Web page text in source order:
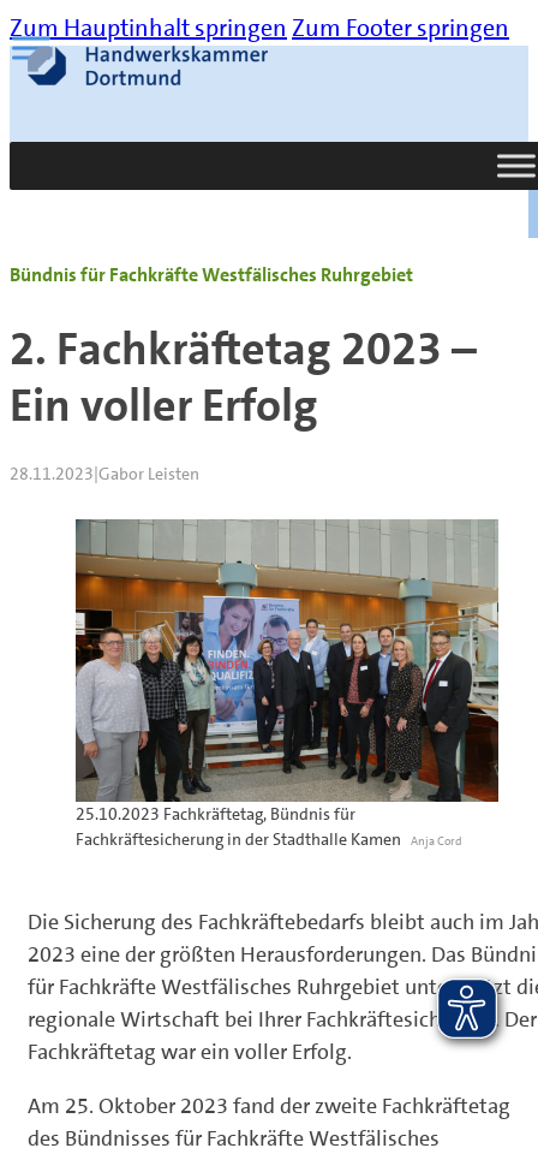
Zum Hauptinhalt springen Zum Footer springen
Suche
Bündnis für Fachkräfte Westfälisches Ruhrgebiet
2. Fachkräftetag 2023 –
Ein voller Erfolg
28.11.2023|Gabor Leisten
25.10.2023 Fachkräftetag, Bündnis für
Fachkräftesicherung in der Stadthalle Kamen
Anja Cord
Die Sicherung des Fachkräftebedarfs bleibt auch im
2023 eine der größten Herausforderungen. Das
für Fachkräfte Westfälisches Ruhrgebiet unterstützt
regionale Wirtschaft bei Ihrer Fachkräftesicherung. Der
Fachkräftetag war ein voller Erfolg.
Am 25. Oktober 2023 fand der zweite Fachkräftetag
des Bündnisses für Fachkräfte Westfälisches